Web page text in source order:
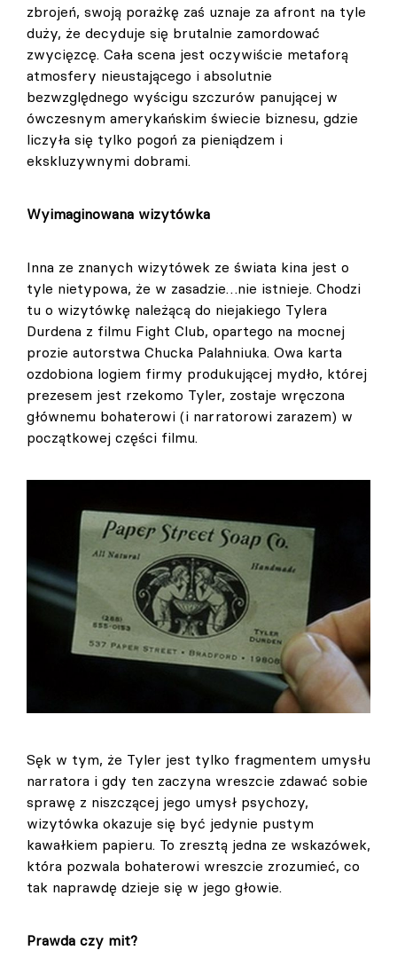
zbrojeń, swoją porażkę zaś uznaje za afront na tyle
duży, że decyduje się brutalnie zamordować
zwycięzcę. Cała scena jest oczywiście metaforą
atmosfery nieustającego i absolutnie
bezwzględnego wyścigu szczurów panującej w
ówczesnym amerykańskim świecie biznesu, gdzie
liczyła się tylko pogoń za pieniądzem i
ekskluzywnymi dobrami.
Wyimaginowana wizytówka
Inna ze znanych wizytówek ze świata kina jest o
tyle nietypowa, że w zasadzie…nie istnieje. Chodzi
tu o wizytówkę należącą do niejakiego Tylera
Durdena z filmu Fight Club, opartego na mocnej
prozie autorstwa Chucka Palahniuka. Owa karta
ozdobiona logiem firmy produkującej mydło, której
prezesem jest rzekomo Tyler, zostaje wręczona
głównemu bohaterowi (i narratorowi zarazem) w
początkowej części filmu.
Sęk w tym, że Tyler jest tylko fragmentem umysłu
narratora i gdy ten zaczyna wreszcie zdawać sobie
sprawę z niszczącej jego umysł psychozy,
wizytówka okazuje się być jedynie pustym
kawałkiem papieru. To zresztą jedna ze wskazówek,
która pozwala bohaterowi wreszcie zrozumieć, co
tak naprawdę dzieje się w jego głowie.
Prawda czy mit?